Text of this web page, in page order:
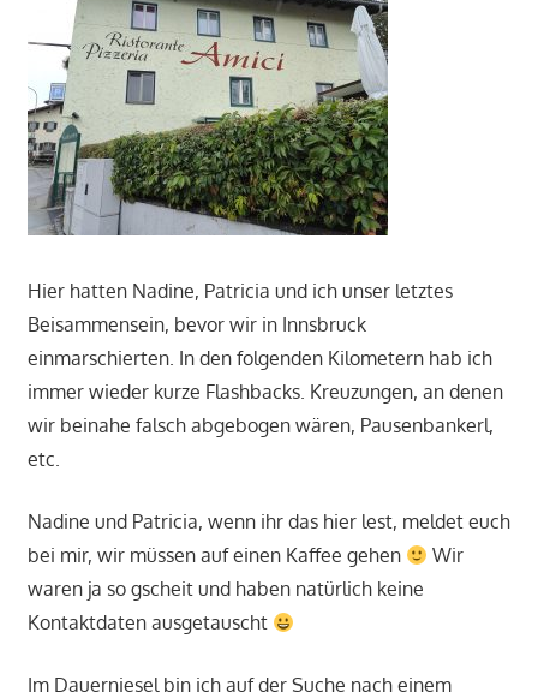
Hier hatten Nadine, Patricia und ich unser letztes
Beisammensein, bevor wir in Innsbruck
einmarschierten. In den folgenden Kilometern hab ich
immer wieder kurze Flashbacks. Kreuzungen, an denen
wir beinahe falsch abgebogen wären, Pausenbankerl,
etc.
Nadine und Patricia, wenn ihr das hier lest, meldet euch
bei mir, wir müssen auf einen Kaffee gehen
Wir
waren ja so gscheit und haben natürlich keine
Kontaktdaten ausgetauscht
Im Dauerniesel bin ich auf der Suche nach einem